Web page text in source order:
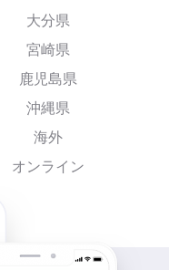
大分県
宮崎県
鹿児島県
沖縄県
海外
オンライン